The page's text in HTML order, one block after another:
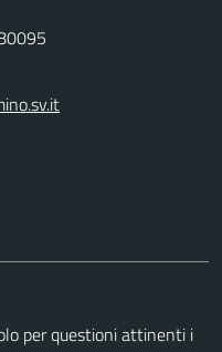
per questioni attinenti i